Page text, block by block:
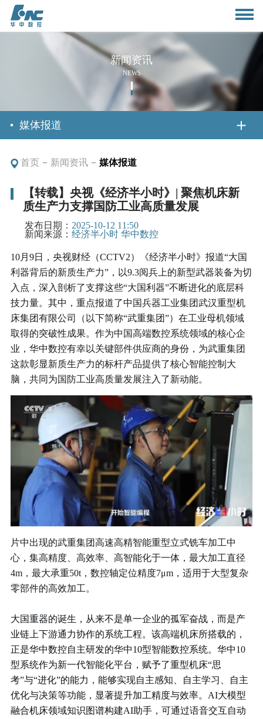
首页
关于我们
公司简介
董事长致辞
组织架构
企业文化
资质荣誉
员工风采
新闻资讯
行业动态
媒体报道
公示公告
视频中心
产品与应用
产品中心
应用案例
技术分享
投资者关系
投资者提问
法制宣传
联系我们
销售与服务网络
在线留言
人力资源
新闻资讯
NEWS
媒体报道
首页 新闻资讯 媒体报道
【转载】央视《经济半小时》| 聚焦机床新
质生产力支撑国防工业高质量发展
发布日期： 2025-10-12 11:50
新闻来源： 经济半小时 华中数控
10月9日，央视财经（CCTV2）《经济半小时》报道“大国
利器背后的新质生产力”，以9.3阅兵上的新型武器装备为切
入点，深入剖析了支撑这些“大国利器”不断进化的底层科
技力量。其中，重点报道了中国兵器工业集团武汉重型机
床集团有限公司（以下简称“武重集团”）在工业母机领域
取得的突破性成果。作为中国高端数控系统领域的核心企
业，华中数控有幸以关键部件供应商的身份，为武重集团
这款彰显新质生产力的标杆产品提供了核心智能控制大
脑，共同为国防工业高质量发展注入了新动能。
片中出现的武重集团高速高精智能重型立式铣车加工中
心，集高精度、高效率、高智能化于一体，最大加工直径
4m，最大承重50t，数控轴定位精度7μm，适用于大型复杂
零部件的高效加工。
大国重器的诞生，从来不是单一企业的孤军奋战，而是产
业链上下游通力协作的系统工程。 该高端机床所搭载的，
正是华中数控自主研发的华中10型智能数控系统。华中10
型系统作为新一代智能化平台，赋予了重型机床“思
考”与“进化”的能力，能够实现自主感知、自主学习、自主
优化与决策等功能，显著提升加工精度与效率。AI大模型
融合机床领域知识图谱构建AI助手，可通过语音交互自动